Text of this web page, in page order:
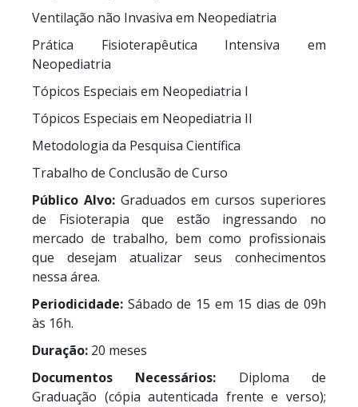
Ventilação não Invasiva em Neopediatria
Prática Fisioterapêutica Intensiva em
Neopediatria
Tópicos Especiais em Neopediatria I
Tópicos Especiais em Neopediatria II
Metodologia da Pesquisa Científica
Trabalho de Conclusão de Curso
Público Alvo:Graduados em cursos superiores
de Fisioterapia que estão ingressando no
mercado de trabalho, bem como profissionais
que desejam atualizar seus conhecimentos
nessa área.
Periodicidade: Sábado de 15 em 15 dias de 09h
às 16h.
Duração: 20 meses
Documentos Necessários: Diploma de
Graduação (cópia autenticada frente e verso);